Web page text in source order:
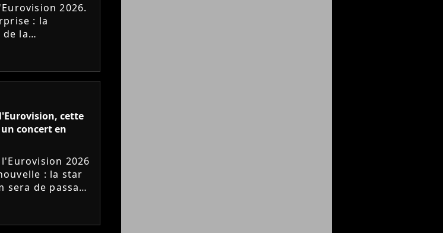
2026.
: la
la
n'est pas une
cette
concert en
2026
: la star
de passage